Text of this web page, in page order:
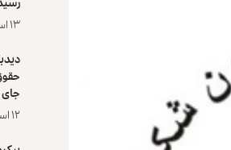
۱۳ اسد ۱۴۰۵ - ۴ آگست ۲۰۲۶
جای
۱۲ اسد ۱۴۰۵ - ۳ آگست ۲۰۲۶